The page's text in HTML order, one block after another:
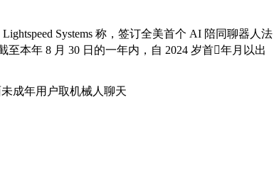
Systems 称，签订全美首个 AI 陪同聊器人法
本年 8 月 30 日的一年内，自 2024 岁首年月以出
成年用户取机械人聊天